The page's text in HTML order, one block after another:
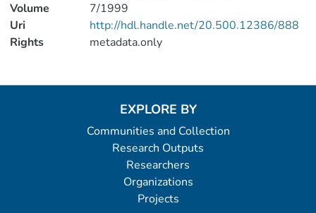
Volume
7/1999
Uri
http://hdl.handle.net/20.500.12386/888
Rights
metadata.only
EXPLORE BY
Communities and Collection
Research Outputs
Researchers
Organizations
Projects